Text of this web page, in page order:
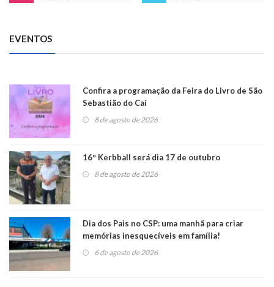
EVENTOS
Confira a programação da Feira do Livro de São
Sebastião do Caí
8 de agosto de 2026
16° Kerbball será dia 17 de outubro
8 de agosto de 2026
Dia dos Pais no CSP: uma manhã para criar
memórias inesquecíveis em família!
6 de agosto de 2026